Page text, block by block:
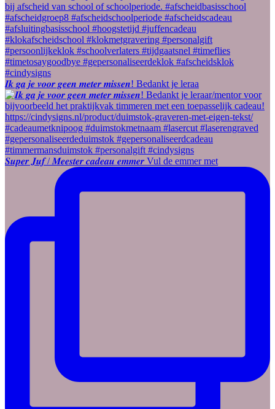
𝑰𝒌 𝒈𝒂 𝒋𝒆 𝒗𝒐𝒐𝒓 𝒈𝒆𝒆𝒏 𝒎𝒆𝒕𝒆𝒓 𝒎𝒊𝒔𝒔𝒆𝒏! Bedankt je leraa
𝑺𝒖𝒑𝒆𝒓 𝑱𝒖𝒇 / 𝑴𝒆𝒆𝒔𝒕𝒆𝒓 𝒄𝒂𝒅𝒆𝒂𝒖 𝒆𝒎𝒎𝒆𝒓 Vul de emmer met